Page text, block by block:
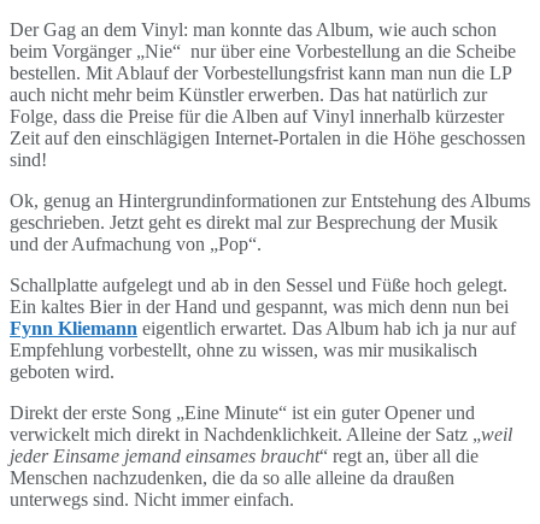
Der Gag an dem Vinyl: man konnte das Album, wie auch schon
beim Vorgänger „Nie“ nur über eine Vorbestellung an die Scheibe
bestellen. Mit Ablauf der Vorbestellungsfrist kann man nun die LP
auch nicht mehr beim Künstler erwerben. Das hat natürlich zur
Folge, dass die Preise für die Alben auf Vinyl innerhalb kürzester
Zeit auf den einschlägigen Internet-Portalen in die Höhe geschossen
sind!
Ok, genug an Hintergrundinformationen zur Entstehung des Albums
geschrieben. Jetzt geht es direkt mal zur Besprechung der Musik
und der Aufmachung von „Pop“.
Schallplatte aufgelegt und ab in den Sessel und Füße hoch gelegt.
Ein kaltes Bier in der Hand und gespannt, was mich denn nun bei
Fynn Kliemann eigentlich erwartet. Das Album hab ich ja nur auf
Empfehlung vorbestellt, ohne zu wissen, was mir musikalisch
geboten wird.
Direkt der erste Song „Eine Minute“ ist ein guter Opener und
verwickelt mich direkt in Nachdenklichkeit. Alleine der Satz „weil
jeder Einsame jemand einsames braucht“ regt an, über all die
Menschen nachzudenken, die da so alle alleine da draußen
unterwegs sind. Nicht immer einfach.